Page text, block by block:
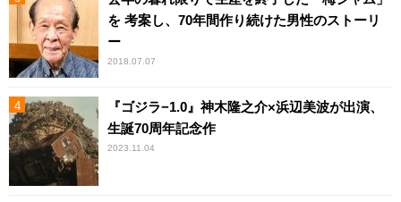
を 考案し、70年間作り続けた男性のストーリ
ー
2018.07.07
『ゴジラ−1.0』神木隆之介×浜辺美波が出演、
生誕70周年記念作
2023.11.04